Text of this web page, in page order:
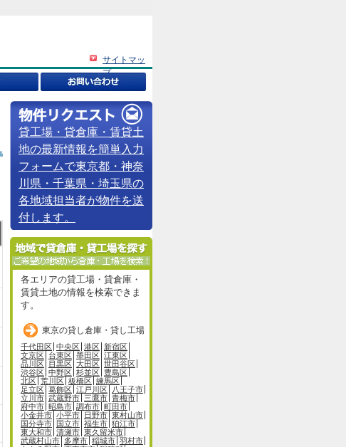
サイトマッ
プ
貸工場・貸倉庫・賃貸土
地の最新情報を簡単入力
フォームで東京都・神奈
川県・千葉県・埼玉県の
各地域担当者が物件を送
付します。
各エリアの貸工場・貸倉庫・
賃貸土地の情報を検索できま
す。
東京の貸し倉庫・貸し工場
千代田区 中央区 港区 新宿区
文京区 台東区 墨田区 江東区
品川区 目黒区 大田区 世田谷区
渋谷区 中野区 杉並区 豊島区
北区 荒川区 板橋区 練馬区
足立区 葛飾区 江戸川区
八王子市
立川市 武蔵野市 三鷹市 青梅市
府中市 昭島市 調布市 町田市
小金井市 小平市 日野市 東村山市
国分寺市
国立市 福生市 狛江市
東大和市 清瀬市 東久留米市
武蔵村山市 多摩市 稲城市 羽村市